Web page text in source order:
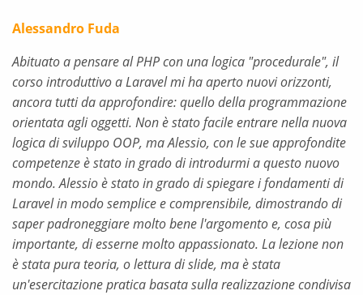
Alessandro Fuda
Abituato a pensare al PHP con una logica "procedurale", il
corso introduttivo a Laravel mi ha aperto nuovi orizzonti,
ancora tutti da approfondire: quello della programmazione
orientata agli oggetti. Non è stato facile entrare nella nuova
logica di sviluppo OOP, ma Alessio, con le sue approfondite
competenze è stato in grado di introdurmi a questo nuovo
mondo. Alessio è stato in grado di spiegare i fondamenti di
Laravel in modo semplice e comprensibile, dimostrando di
saper padroneggiare molto bene l'argomento e, cosa più
importante, di esserne molto appassionato. La lezione non
è stata pura teoria, o lettura di slide, ma è stata
un'esercitazione pratica basata sulla realizzazione condivisa